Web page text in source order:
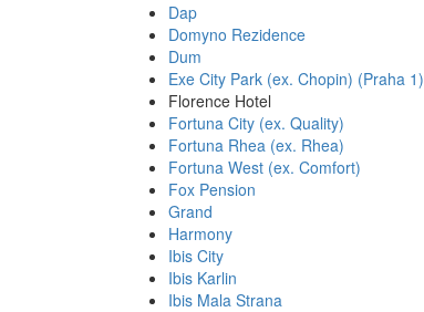
Dap
Domyno Rezidence
Dum
Exe City Park (ex. Chopin) (Praha 1)
Florence Hotel
Fortuna City (ex. Quality)
Fortuna Rhea (ex. Rhea)
Fortuna West (ex. Comfort)
Fox Pension
Grand
Harmony
Ibis City
Ibis Karlin
Ibis Mala Strana